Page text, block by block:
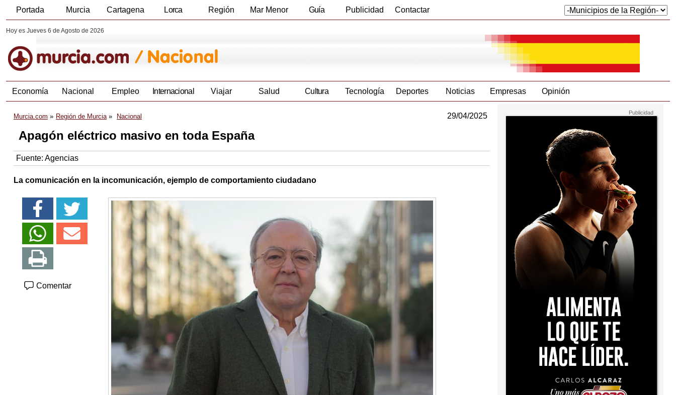
Portada Murcia Cartagena Lorca Región Mar Menor Guía Publicidad Contactar
Hoy es Jueves 6 de Agosto de 2026
Economía Nacional Empleo Internacional Viajar Salud Cultura Tecnología Deportes Noticias Empresas Opinión
Murcia.com Región de Murcia Nacional 29/04/2025
Apagón eléctrico masivo en toda España
Fuente: Agencias
La comunicación en la incomunicación, ejemplo de comportamiento ciudadano
Comentar